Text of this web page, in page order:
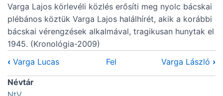
Varga Lajos körlevéli közlés erősíti meg nyolc bácskai
plébános köztük Varga Lajos halálhírét, akik a korábbi
bácskai vérengzések alkalmával, tragikusan hunytak el
1945. (Kronológia-2009)
‹ Varga Lucas Fel Varga László ›
Névtár